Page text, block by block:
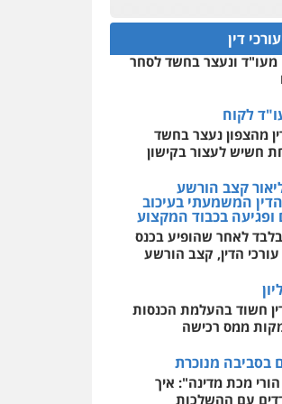
ומעצרים סייבר ניהול
משברים פליליים
0506355388
עו"ד דרוויש נאשף
פלילי פשיעה חמורה
אדם
חליל ביאדי – משרד
עורכי דין
פלילי דיני תעבורה מעצרים
וחקירות פשיעה חמורה
0509636895
עו"ד איהאב זבידאת
פלילי פשיעה חמורה
פשע עבירות המתה
עבירות מין
0522508109
אחסון אתרים
לעורכי דין
אסירים עבירות מין
שירותים מקצועיים לעורכי
דין
0544500346
דין
ניסיון רצח קיבל
מעו"ד ונעצר בחשד לסחר
לקוח
מהצפון נעצר בחשד
חשיש לעצור בקישון
קצב הורשע
המשמעתי בעיכוב
ופגיעה בכבוד המקצוע
לאחר שהופיע בכנס
הדין, קצב הורשע
חשוד בהעלמת הכנסות
ממס רכישה
בסביבה מנוכרת
הורי מכת מדינה": איך
עם ההשלכות